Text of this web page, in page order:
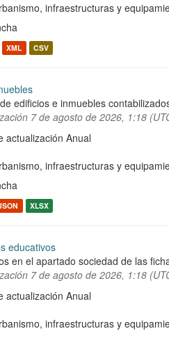
infraestructuras y
XML CSV
edificios e inmuebles
7 de agosto de 2026, 1:18
actualización Anual
infraestructuras y
XLSX
educativos
en el apartado sociedad de las
7 de agosto de 2026, 1:18
actualización Anual
infraestructuras y